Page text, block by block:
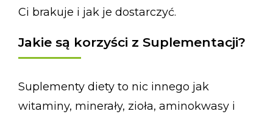
Ci brakuje i jak je dostarczyć.
Jakie są korzyści z Suplementacji?
Suplementy diety to nic innego jak
witaminy, minerały, zioła, aminokwasy i